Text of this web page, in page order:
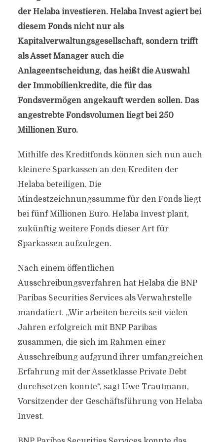
der Helaba investieren. Helaba Invest agiert bei
diesem Fonds nicht nur als
Kapitalverwaltungsgesellschaft, sondern trifft
als Asset Manager auch die
Anlageentscheidung, das heißt die Auswahl
der Immobilienkredite, die für das
Fondsvermögen angekauft werden sollen. Das
angestrebte Fondsvolumen liegt bei 250
Millionen Euro.
Mithilfe des Kreditfonds können sich nun auch
kleinere Sparkassen an den Krediten der
Helaba beteiligen. Die
Mindestzeichnungssumme für den Fonds liegt
bei fünf Millionen Euro. Helaba Invest plant,
zukünftig weitere Fonds dieser Art für
Sparkassen aufzulegen.
Nach einem öffentlichen
Ausschreibungsverfahren hat Helaba die BNP
Paribas Securities Services als Verwahrstelle
mandatiert. „Wir arbeiten bereits seit vielen
Jahren erfolgreich mit BNP Paribas
zusammen, die sich im Rahmen einer
Ausschreibung aufgrund ihrer umfangreichen
Erfahrung mit der Assetklasse Private Debt
durchsetzen konnte“, sagt Uwe Trautmann,
Vorsitzender der Geschäftsführung von Helaba
Invest.